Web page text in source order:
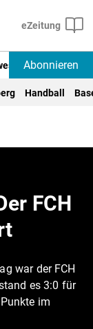
Deutschland
Abonnieren
Handball
FCH
war der FCH
es 3:0 für
im